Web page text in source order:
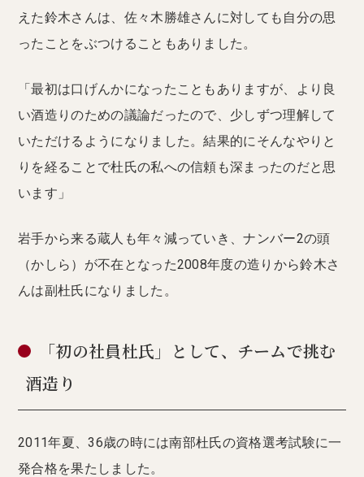
えた鈴木さんは、佐々木勝雄さんに対しても自分の思
ったことをぶつけることもありました。
「最初は口げんかになったこともありますが、より良
い酒造りのための議論だったので、少しずつ理解して
いただけるようになりました。結果的にそんなやりと
りを経ることで杜氏の私への信頼も深まったのだと思
います」
岩手から来る蔵人も年々減っていき、ナンバー2の頭
（かしら）が不在となった2008年度の造りから鈴木さ
んは副杜氏になりました。
「初の社員杜氏」として、チームで挑む
酒造り
2011年夏、36歳の時には南部杜氏の資格選考試験に一
発合格を果たしました。